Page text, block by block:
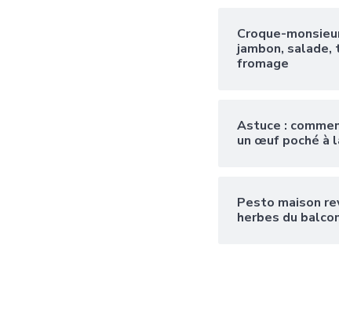
Croque-
jambon,
fromage
Astuce :
un œuf poché à
Pesto maison
herbes du